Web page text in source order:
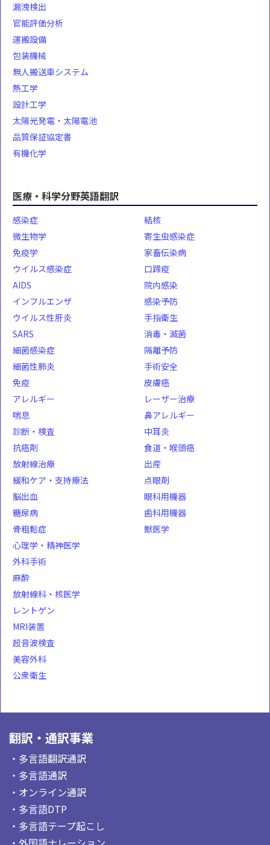
漏洩検出
官能評価分析
運搬設備
包装機械
無人搬送車システム
熱工学
設計工学
太陽光発電・太陽電池
品質保証協定書
有機化学
医療・科学分野英語翻訳
感染症
微生物学
免疫学
ウイルス感染症
AIDS
インフルエンザ
ウイルス性肝炎
SARS
細菌感染症
細菌性肺炎
結核
寄生虫感染症
家畜伝染病
口蹄疫
院内感染
感染予防
手指衛生
消毒・滅菌
隔離予防
手術安全
免疫
アレルギー
喘息
診断・検査
抗癌剤
放射線治療
緩和ケア・支持療法
脳出血
糖尿病
骨粗鬆症
皮膚癌
レーザー治療
鼻アレルギー
中耳炎
食道・喉頭癌
出産
点眼剤
眼科用機器
歯科用機器
獣医学
心理学・精神医学
外科手術
麻酔
放射線科・核医学
レントゲン
MRI装置
超音波検査
美容外科
公衆衛生